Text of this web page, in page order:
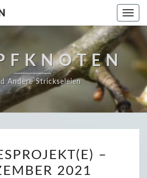
Andere Strickseleien
A
H
–
2021